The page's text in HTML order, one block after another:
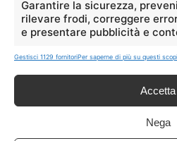
Garantire la sicurezza,
rilevare frodi, correggere
e presentare pubblicità e
Gestisci 1129 fornitoriPer saperne di più su questi scopi
Accetta
Nega
Info
guadagno dagli acquisti idonei.
Note Legali|Cookie Policy